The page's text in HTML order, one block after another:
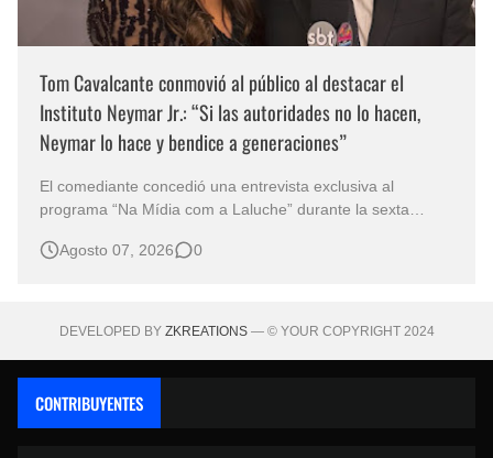
Tom Cavalcante conmovió al público al destacar el
Instituto Neymar Jr.: “Si las autoridades no lo hacen,
Neymar lo hace y bendice a generaciones”
El comediante concedió una entrevista exclusiva al
programa “Na Mídia com a Laluche” durante la sexta
eventos benéficos más importantes de Brasil. En medio del
Agosto 07, 2026 0
DEVELOPED BY ZKREATIONS— © YOUR COPYRIGHT 2024
CONTRIBUYENTES